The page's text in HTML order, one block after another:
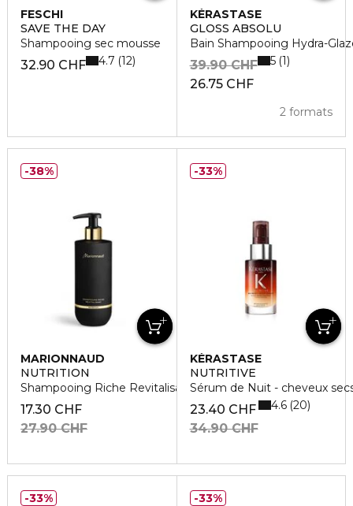
FESCHI
SAVE THE DAY
Shampooing sec mousse
32.90 CHF 4.7 12
KÉRASTASE
GLOSS ABSOLU
Bain Shampooing Hydra-
26.75 CHF
39.90 CHF
2 formats
5 1
MARIONNAUD
NUTRITION
Shampooing Riche Revitalisant
17.30 CHF
27.90 CHF
38%
KÉRASTASE
NUTRITIVE
Sérum de Nuit - cheveux
23.40 CHF
34.90 CHF
4.6 20
33%
33% 33%